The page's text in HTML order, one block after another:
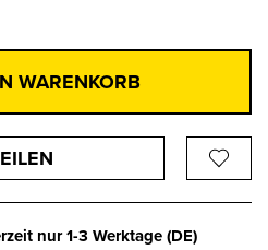
WARENKORB
nur1-3 Werktage(DE)